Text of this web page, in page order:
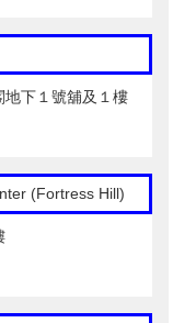
地下１號舖及１樓
(Fortress Hill)